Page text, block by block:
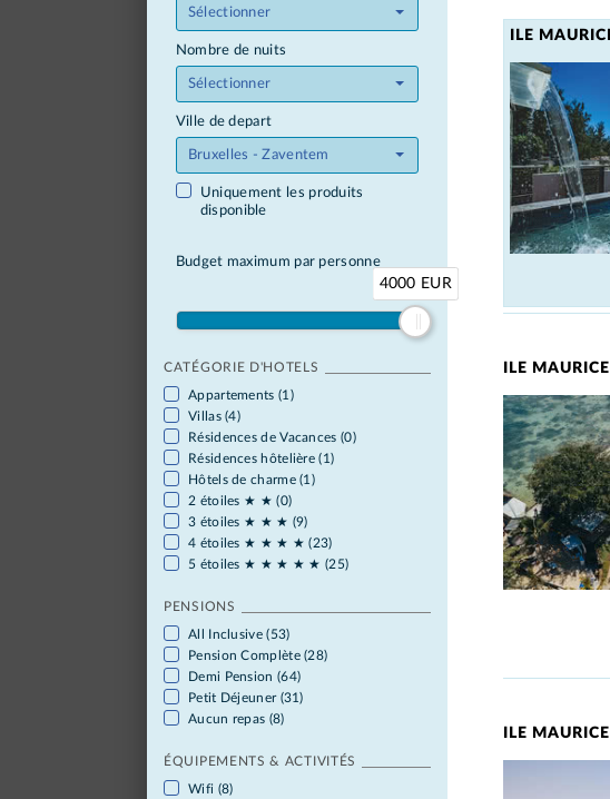
ILE
ILE MAURICE
ILE MAURICE
Sélectionner
Nombre de nuits
Sélectionner
Ville de depart
Bruxelles - Zaventem
Uniquement les produits
disponible
Budget maximum par personne
4000 EUR
CATÉGORIE D'HOTELS
Appartements (1)
Villas (4)
Résidences de Vacances (0)
Résidences hôtelière (1)
Hôtels de charme (1)
2 étoiles ★ ★ (0)
3 étoiles ★ ★ ★ (9)
4 étoiles ★ ★ ★ ★ (23)
5 étoiles ★ ★ ★ ★ ★ (25)
PENSIONS
All Inclusive (53)
Pension Complète (28)
Demi Pension (64)
Petit Déjeuner (31)
Aucun repas (8)
ÉQUIPEMENTS & ACTIVITÉS
Wifi (8)